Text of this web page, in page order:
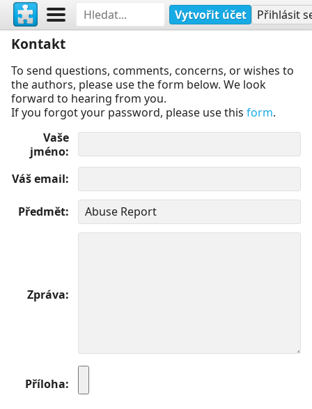
Vytvořit účet Přihlásit
Kontakt
To send questions, comments, concerns, or wishes to
the authors, please use the form below. We look
forward to hearing from you.
If you forgot your password, please use this form.
Vaše
jméno
Váš email
Předmět
Zpráva
Příloha